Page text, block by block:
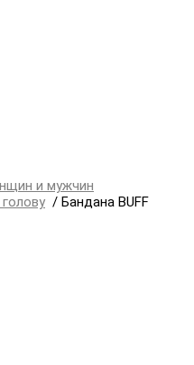
и мужчин
/ Бандана BUFF